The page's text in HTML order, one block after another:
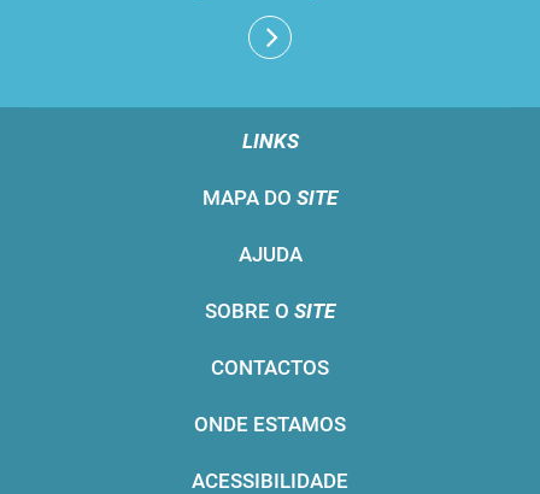
LINKS
MAPA DO SITE
AJUDA
SOBRE O SITE
CONTACTOS
ONDE ESTAMOS
ACESSIBILIDADE